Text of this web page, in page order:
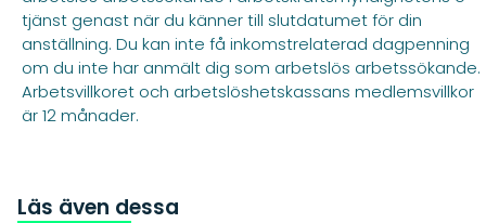
Läs även dessa
tjänst genast när du känner till slutdatumet för din
anställning. Du kan inte få inkomstrelaterad dagpenning
om du inte har anmält dig som arbetslös arbetssökande.
Arbetsvillkoret och arbetslöshetskassans medlemsvillkor
är 12 månader.